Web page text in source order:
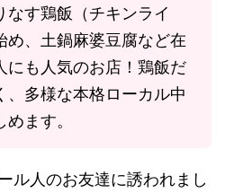
なす鶏飯（チキンライ
め、土鍋麻婆豆腐など在
にも人気のお店！鶏飯だ
、多様な本格ローカル中
ます。
ル人のお友達に誘われまし